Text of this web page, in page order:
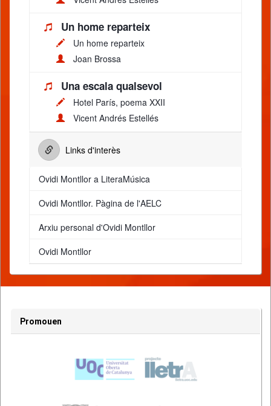
Un home reparteix
Un home reparteix
Joan Brossa
Una escala qualsevol
Hotel París, poema XXII
Vicent Andrés Estellés
Links d'interès
Ovidi Montllor a LiteraMúsica
Ovidi Montllor. Pàgina de l'AELC
Arxiu personal d'Ovidi Montllor
Ovidi Montllor
Promouen